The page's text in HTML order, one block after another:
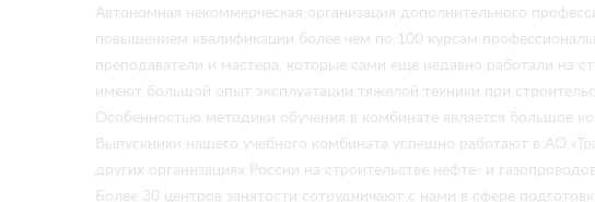
Автономная некоммерческая организация дополнительного
повышением квалификации более чем по 100 курсам
преподаватели и мастера, которые сами еще недавно работали на
имеют большой опыт эксплуатации тяжелой техники при
Особенностью методики обучения в комбинате является большое
Выпускники нашего учебного комбината успешно работают в АО
других организациях России на строительстве нефте- и
Более 30 центров занятости сотрудничают с нами в сфере